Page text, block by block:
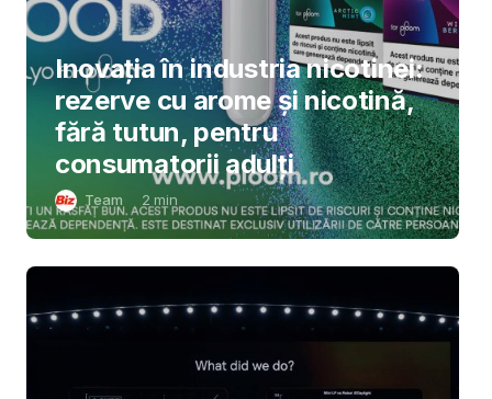
Inovația în industria nicotinei:
rezerve cu arome și nicotină,
fără tutun, pentru
consumatorii adulți
Team 2 min